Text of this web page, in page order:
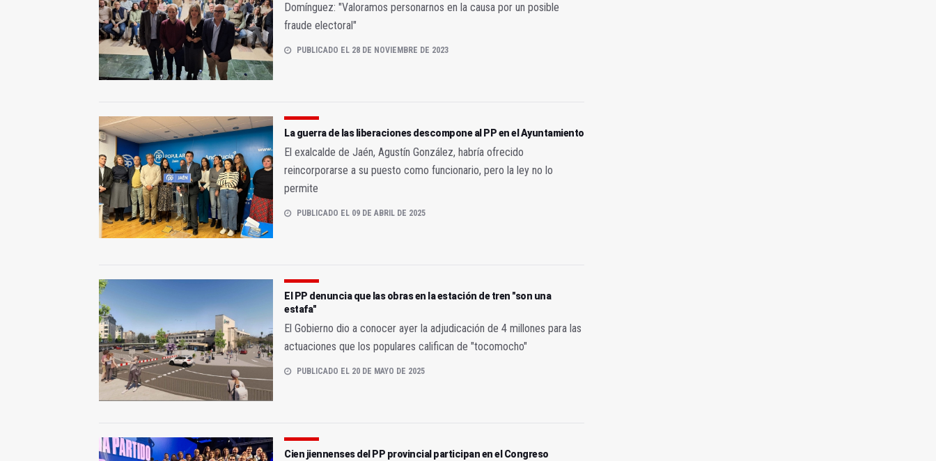
Domínguez: "Valoramos personarnos en la causa por un posible
fraude electoral"
PUBLICADO EL 28 DE NOVIEMBRE DE 2023
La guerra de las liberaciones descompone al PP en el Ayuntamiento
El exalcalde de Jaén, Agustín González, habría ofrecido
reincorporarse a su puesto como funcionario, pero la ley no lo
permite
PUBLICADO EL 09 DE ABRIL DE 2025
El PP denuncia que las obras en la estación de tren "son una
estafa"
El Gobierno dio a conocer ayer la adjudicación de 4 millones para las
actuaciones que los populares califican de "tocomocho"
PUBLICADO EL 20 DE MAYO DE 2025
Cien jiennenses del PP provincial participan en el Congreso